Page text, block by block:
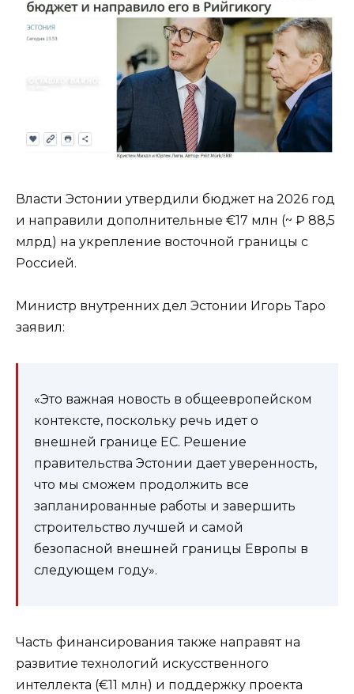
Власти Эстонии утвердили бюджет на 2026 год
и направили дополнительные €17 млн (~ ₽ 88,5
млрд) на укрепление восточной границы с
Россией.
Министр внутренних дел Эстонии Игорь Таро
заявил:
«Это важная новость в общеевропейском
контексте, поскольку речь идет о
внешней границе ЕС. Решение
правительства Эстонии дает уверенность,
что мы сможем продолжить все
запланированные работы и завершить
строительство лучшей и самой
безопасной внешней границы Европы в
следующем году».
Часть финансирования также направят на
развитие технологий искусственного
интеллекта (€11 млн) и поддержку проекта